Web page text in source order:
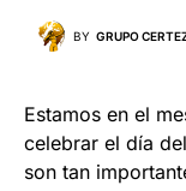
BY GRUPO
Estamos en el
celebrar el día
son tan